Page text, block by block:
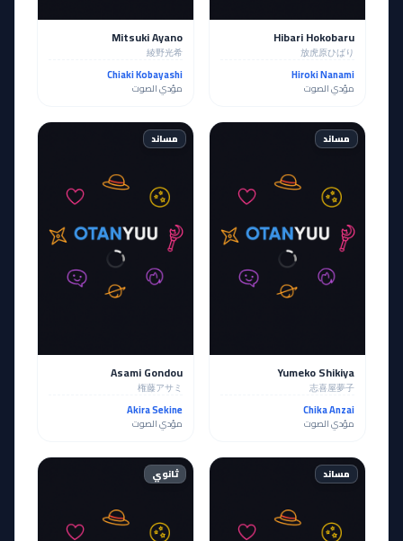
Hibari Hokobaru
放虎原ひばり
Hiroki Nanami
مؤدي الصوت
Mitsuki Ayano
綾野光希
Chiaki Kobayashi
مؤدي الصوت
مساند
Yumeko Shikiya
志喜屋夢子
Chika Anzai
مؤدي الصوت
مساند
Asami Gondou
権藤アサミ
Akira Sekine
مؤدي الصوت
مساند ثانوي